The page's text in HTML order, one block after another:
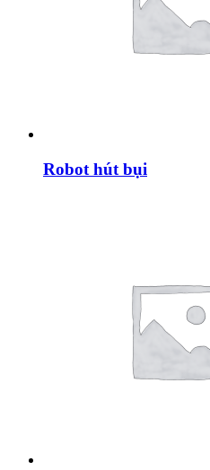
Robot hút bụi